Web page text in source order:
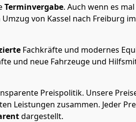
Terminvergabe. Auch wenn es
Umzug von Kassel nach Freiburg
Fachkräfte und modernes
und neue Fahrzeuge und
Preispolitik. Unsere
Leistungen zusammen. Jeder
dargestellt.